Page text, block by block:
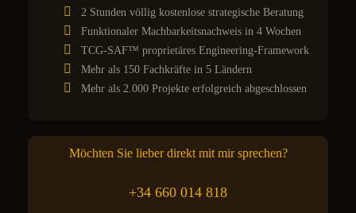
2 Stunden völlig kostenlose strategische Beratung
Funktionaler Machbarkeitsnachweis in 4 Wochen
TCG-SAF™ proprietäres Engineering-Framework
Mehr als 150 Fachkräfte in 5 Ländern
Mehr als 2.000 Projekte erfolgreich abgeschlossen
Möchten Sie lieber direkt mit mir sprechen?
+34 660 014 818